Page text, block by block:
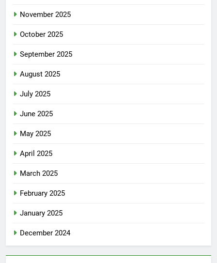
November 2025
October 2025
September 2025
August 2025
July 2025
June 2025
May 2025
April 2025
March 2025
February 2025
January 2025
December 2024